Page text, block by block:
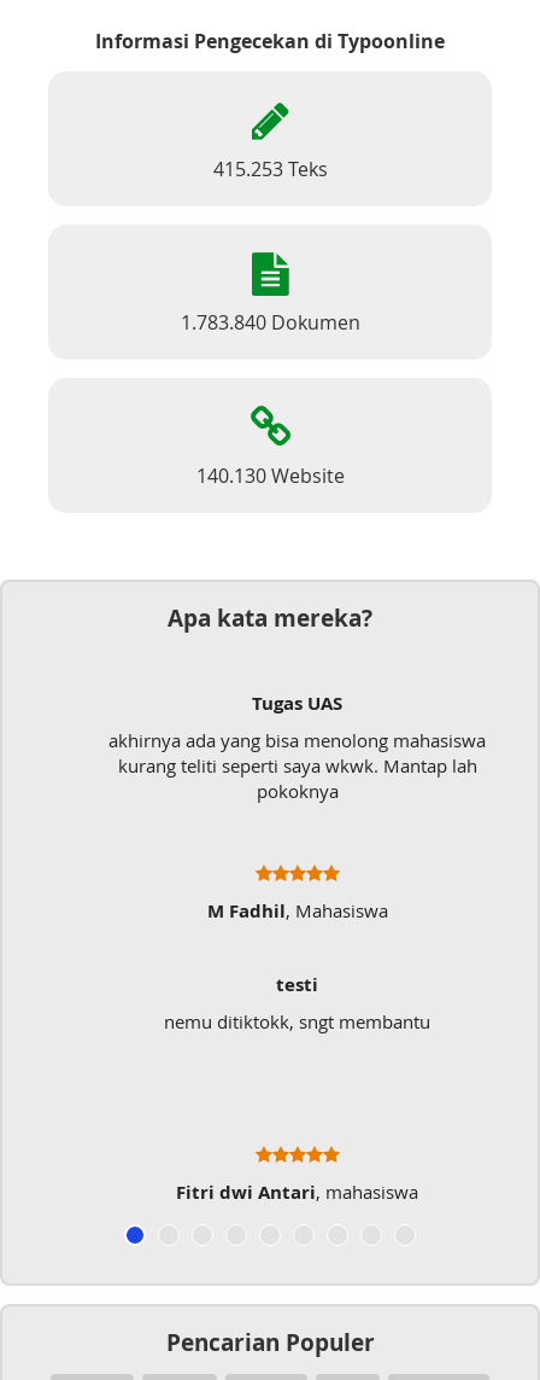
Informasi Pengecekan di Typoonline
415.253 Teks
1.783.840 Dokumen
140.130 Website
Apa kata mereka?
Tugas UAS
akhirnya ada yang bisa menolong mahasiswa
kurang teliti seperti saya wkwk. Mantap lah
pokoknya
M Fadhil, Mahasiswa
testi
nemu ditiktokk, sngt membantu
Fitri dwi Antari, mahasiswa
Pencarian Populer